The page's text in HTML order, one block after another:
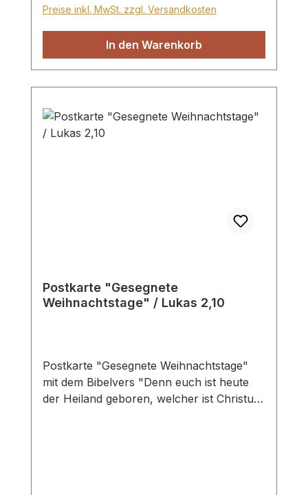
Preise inkl. MwSt. zzgl. Versandkosten
In den Warenkorb
Postkarte "Gesegnete
Weihnachtstage" / Lukas 2,10
Postkarte "Gesegnete Weihnachtstage"
mit dem Bibelvers "Denn euch ist heute
der Heiland geboren, welcher ist Christus,